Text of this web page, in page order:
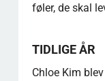
føler, de skal
TIDLIGE ÅR
Chloe Kim